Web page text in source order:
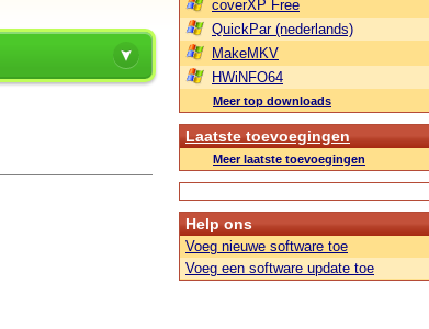
coverXP Free
QuickPar (nederlands)
MakeMKV
HWiNFO64
Meer top downloads
Laatste toevoegingen
Meer laatste toevoegingen
Help ons
Voeg nieuwe software toe
Voeg een software update toe